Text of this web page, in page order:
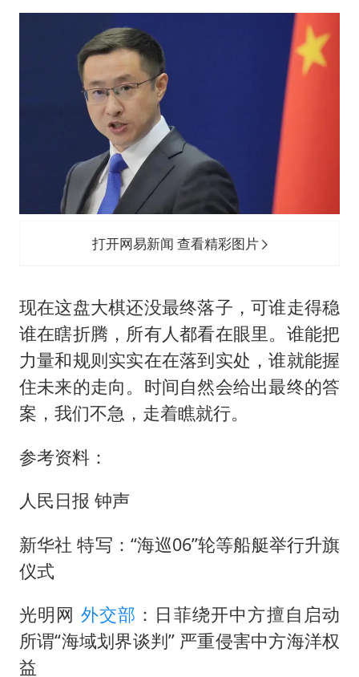
打开网易新闻 查看精彩图片
现在这盘大棋还没最终落子，可谁走得稳
谁在瞎折腾，所有人都看在眼里。谁能把
力量和规则实实在在落到实处，谁就能握
住未来的走向。时间自然会给出最终的答
案，我们不急，走着瞧就行。
参考资料：
人民日报 钟声
新华社 特写：“海巡06”轮等船艇举行升旗
仪式
光明网 外交部 ：日菲绕开中方擅自启动
所谓“海域划界谈判” 严重侵害中方海洋权
益